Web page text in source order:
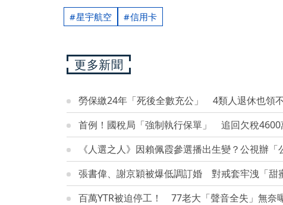
星宇航空 信用卡
更多新聞
勞保繳24年「死後全數充公」 4類人退休也領
首例！國稅局「強制執行保單」 追回欠稅4600
《人選之人》因賴佩霞參選播出生變？公視辦
張書偉、謝京穎被爆低調訂婚 對戒套牢洩「甜
百萬YTR被迫停工！ 77老大「聲音全失」無奈